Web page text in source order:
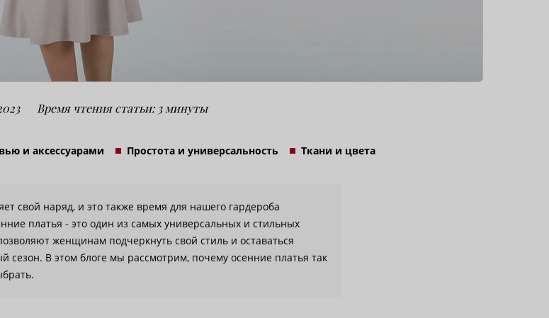
Время чтения статьи: 3 минуты
и аксессуарами Простота и универсальность Ткани и цвета
свой наряд, и это также время для нашего гардероба
платья - это один из самых универсальных и стильных
женщинам подчеркнуть свой стиль и оставаться
В этом блоге мы рассмотрим, почему осенние платья так